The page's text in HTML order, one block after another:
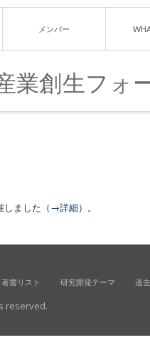
メンバー
業創生フォ
しました （→詳細）。
書リスト 研究開発テーマ 過
reserved.